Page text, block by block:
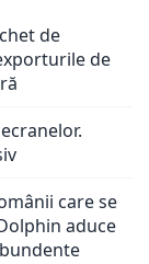
de
de
care se
aduce